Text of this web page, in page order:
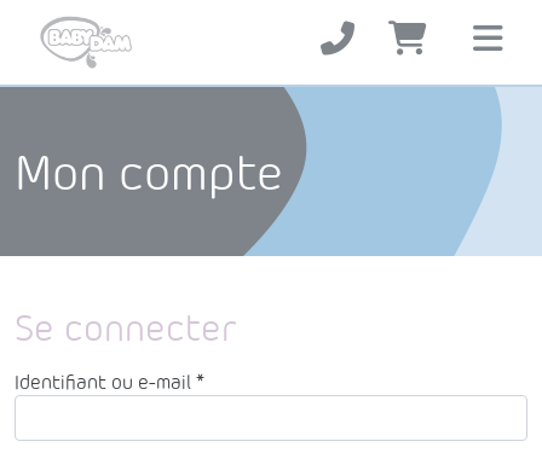
Mon compte
Se connecter
Identifiant ou e-mail *Obligatoire